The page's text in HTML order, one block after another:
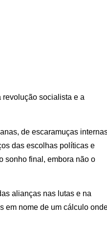
revolução socialista e a
de escaramuças
das escolhas políticas e
sonho final, embora não o
alianças nas lutas e na
em nome de um cálculo